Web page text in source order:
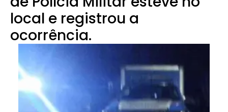
local e registrou a
ocorrência.